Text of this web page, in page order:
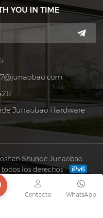
YOU IN TIME
Junaobao Hardware
Shunde Junaobao
todos los derechos .
política de privacidad
WhatsApp
Contacto